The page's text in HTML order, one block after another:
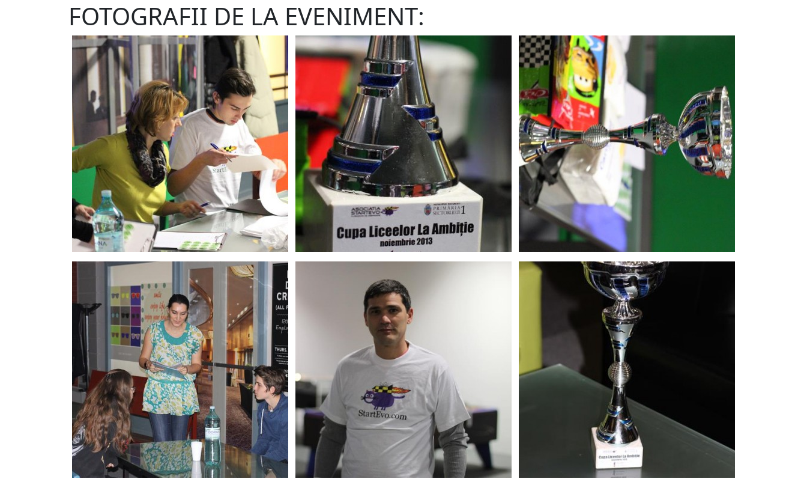
FOTOGRAFII DE LA EVENIMENT: